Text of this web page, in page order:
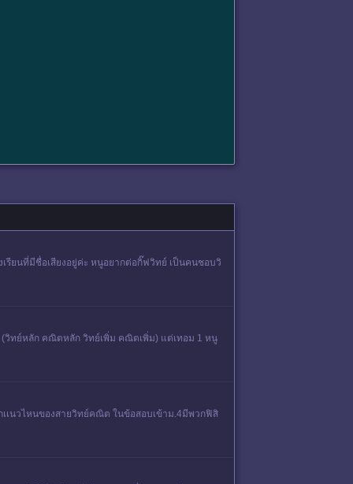
รียนที่มีชื่อเสียงอยู่ค่ะ หนูอยากต่อกิ๊ฟวิทย์ เป็นคนชอบวิ
(วิทย์หลัก คณิตหลัก วิทย์เพิ่ม คณิตเพิ่ม) แต่เทอม 1 หนู
เเนวไหนของสายวิทย์คณิต ในข้อสอบเข้าม.4มีพวกฟิสิ